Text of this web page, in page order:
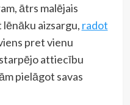
ātrs malējais
aizsargu, radot
pret vienu
attiecību
pielāgot savas